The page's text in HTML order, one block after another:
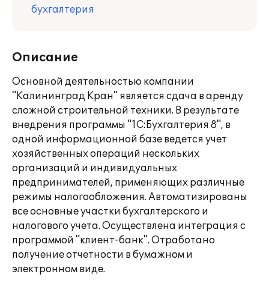
бухгалтерия
Описание
Основной деятельностью компании
"Калининград Кран" является сдача в аренду
сложной строительной техники. В результате
внедрения программы "1С:Бухгалтерия 8", в
одной информационной базе ведется учет
хозяйственных операций нескольких
организаций и индивидуальных
предпринимателей, применяющих различные
режимы налогообложения. Автоматизированы
все основные участки бухгалтерского и
налогового учета. Осуществлена интеграция с
программой "клиент-банк". Отработано
получение отчетности в бумажном и
электронном виде.